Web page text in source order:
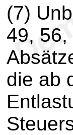
(7)
49, 56,
die ab